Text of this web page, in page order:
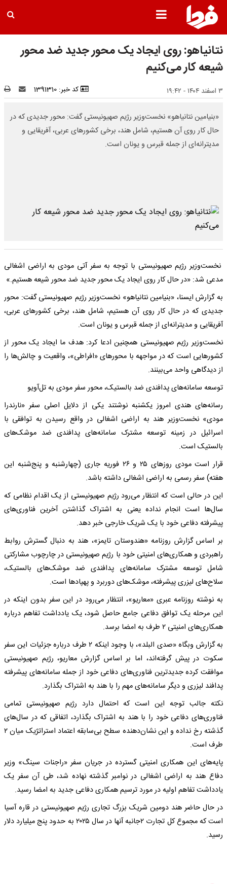
نتانیاهو: روی ایجاد یک محور جدید ضد محور
شیعه کار می‌کنیم
۳ اسفند ۱۴۰۴ - ۱۹:۴۲ کد خبر: 1391310
«بنیامین نتانیاهو» نخست‌وزیر رژیم صهیونیستی گفت: محور جدیدی که در
حال کار روی آن هستیم، شامل هند، برخی کشورهای عربی، آفریقایی و
مدیترانه‌ای از جمله قبرس و یونان است.
نخست‌وزیر رژیم صهیونیستی با توجه به سفر آتی مودی به اراضی اشغالی
مدعی شد: «در حال کار روی ایجاد یک محور جدید ضد محور شیعه هستیم.»
به گزارش ایسنا، «بنیامین نتانیاهو» نخست‌وزیر رژیم صهیونیستی گفت: محور
جدیدی که در حال کار روی آن هستیم، شامل هند، برخی کشورهای عربی،
آفریقایی و مدیترانه‌ای از جمله قبرس و یونان است.
نخست‌وزیر رژیم صهیونیستی همچنین ادعا کرد: هدف ما ایجاد یک محور از
کشورهایی است که در مواجهه با محورهای «افراطی»، واقعیت و چالش‌ها را
از دیدگاهی واحد می‌بینند.
توسعه سامانه‌های پدافندی ضد بالستیک، محور سفر مودی به تل‌آویو
رسانه‌های هندی امروز یکشنبه نوشتند یکی از دلایل اصلی سفر «نارندرا
مودی» نخست‌وزیر هند به اراضی اشغالی در واقع رسیدن به توافقی با
اسرائیل در زمینه توسعه مشترک سامانه‌های پدافندی ضد موشک‌های
بالستیک است.
قرار است مودی روزهای ۲۵ و ۲۶ فوریه جاری (چهارشنبه و پنج‌شنبه این
هفته) سفر رسمی به اراضی اشغالی داشته باشد.
این در حالی است که انتظار می‌رود رژیم صهیونیستی از یک اقدام نظامی که
سال‌ها است انجام نداده یعنی به اشتراک گذاشتن آخرین فناوری‌های
پیشرفته دفاعی خود با یک شریک خارجی خبر دهد.
بر اساس گزارش روزنامه «هندوستان تایمز»، هند به دنبال گسترش روابط
راهبردی و همکاری‌های امنیتی خود با رژیم صهیونیستی در چارچوب مشارکتی
شامل توسعه مشترک سامانه‌های پدافندی ضد موشک‌های بالستیک،
سلاح‌های لیزری پیشرفته، موشک‌های دوربرد و پهپادها است.
به نوشته روزنامه عبری «معاریو»، انتظار می‌رود در این سفر بدون اینکه در
این مرحله یک توافق دفاعی جامع حاصل شود، یک یادداشت تفاهم درباره
همکاری‌های امنیتی ۲ طرف به امضا برسد.
به گزارش وبگاه «صدی البلد»، با وجود اینکه ۲ طرف درباره جزئیات این سفر
سکوت در پیش گرفته‌اند، اما بر اساس گزارش معاریو، رژیم صهیونیستی
موافقت کرده جدیدترین فناوری‌های دفاعی خود از جمله سامانه‌های پیشرفته
پدافند لیزری و دیگر سامانه‌های مهم را با هند به اشتراک بگذارد.
نکته جالب توجه این است که احتمال دارد رژیم صهیونیستی تمامی
فناوری‌های دفاعی خود را با هند به اشتراک بگذارد، اتفاقی که در سال‌های
گذشته رخ نداده و این نشان‌دهنده سطح بی‌سابقه اعتماد استراتژیک میان ۲
طرف است.
پایه‌های این همکاری امنیتی گسترده در جریان سفر «راجنات سینگ» وزیر
دفاع هند به اراضی اشغالی در نوامبر گذشته نهاده شد، طی آن سفر یک
یادداشت تفاهم اولیه در مورد ترسیم همکاری دفاعی جدید به امضا رسید.
در حال حاضر هند دومین شریک بزرگ تجاری رژیم صهیونیستی در قاره آسیا
است که مجموع کل تجارت ۲جانبه آنها در سال ۲۰۲۵ به حدود پنج میلیارد دلار
رسید.